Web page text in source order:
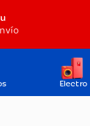
Electro